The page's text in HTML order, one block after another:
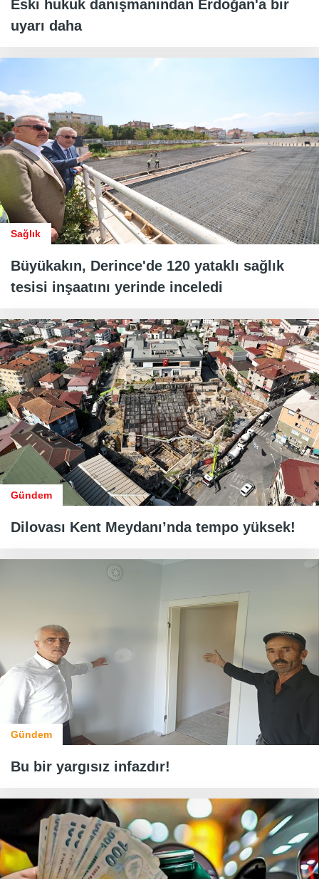
Eski hukuk danışmanından Erdoğan'a bir
uyarı daha
Sağlık
Büyükakın, Derince'de 120 yataklı sağlık
tesisi inşaatını yerinde inceledi
Gündem
Dilovası Kent Meydanı’nda tempo yüksek!
Gündem
Bu bir yargısız infazdır!